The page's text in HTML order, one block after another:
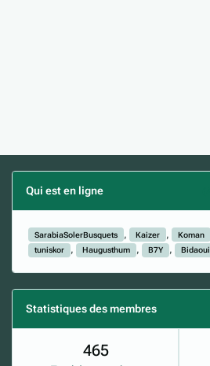
Qui est en ligne
SarabiaSolerBusquets Kaizer Koman
tuniskor
Haugusthum B7Y Bidaoui
Statistiques des membres
465